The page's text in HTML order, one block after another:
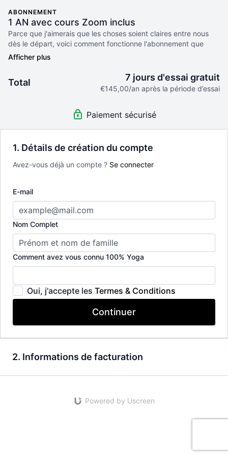
1. Détails de création du compte
Avez-vous déjà un compte ? Se connecter
E-mail
Nom Complet
Comment avez vous connu 100% Yoga
Oui, j'accepte les Termes & Conditions
Continuer
2. Informations de facturation
Powered by Uscreen
ABONNEMENT
1 AN avec cours Zoom inclus
Parce que j'aimerais que les choses soient claires entre nous
dès le départ, voici comment fonctionne l'abonnement que
vous êtes sur le point d'acheter. Il sera renouvelé
automatiquement tous les mois pour une pratique illimitée et
continue (et hop une chose en moins sur notre liste de choses à
faire...si seulement tout était aussi facile!) et est sans
engagement. Il peut être arrêté quand vous le souhaitez en
renouvellement automatique'. Et c'est tout! (parce qu'en plus
bouton ci dessous et c'est parti!
Total 7 jours d'essai gratuit
€145,00/an après la période d’essai
Paiement sécurisé